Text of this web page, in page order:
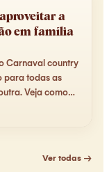
a
em família
Carnaval country
para todas as
Veja como
Ver todas →